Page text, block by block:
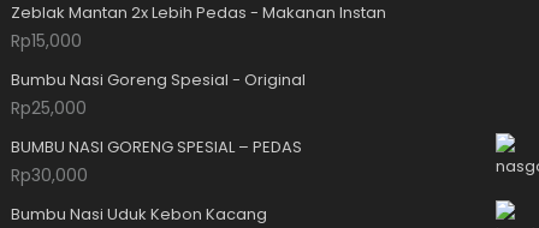
Zeblak Mantan 2x Lebih Pedas - Makanan Instan
Rp15,000
Bumbu Nasi Goreng Spesial - Original
Rp25,000
BUMBU NASI GORENG SPESIAL – PEDAS
Rp30,000
Bumbu Nasi Uduk Kebon Kacang